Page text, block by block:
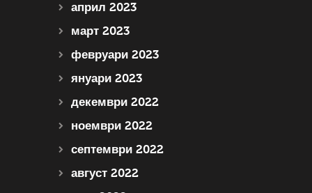
април 2023
март 2023
февруари 2023
януари 2023
декември 2022
ноември 2022
септември 2022
август 2022